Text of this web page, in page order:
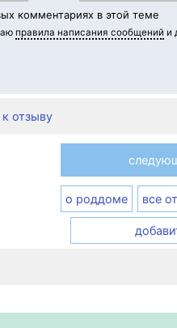
комментариях в этой теме
правила написания сообщений и
отзыву
о роддоме все